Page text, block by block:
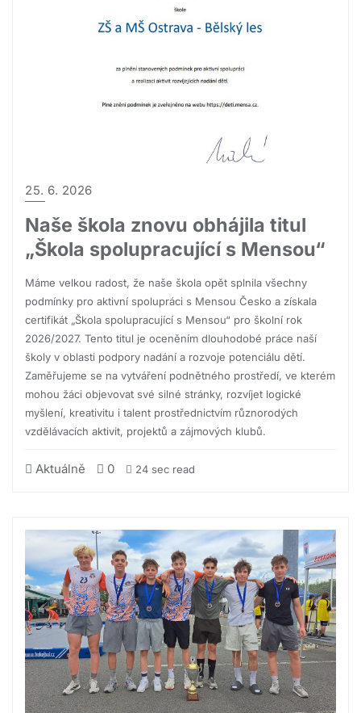
25. 6. 2026
Naše škola znovu obhájila titul
„Škola spolupracující s Mensou“
Máme velkou radost, že naše škola opět splnila všechny
podmínky pro aktivní spolupráci s Mensou Česko a získala
certifikát „Škola spolupracující s Mensou“ pro školní rok
2026/2027. Tento titul je oceněním dlouhodobé práce naší
školy v oblasti podpory nadání a rozvoje potenciálu dětí.
Zaměřujeme se na vytváření podnětného prostředí, ve kterém
mohou žáci objevovat své silné stránky, rozvíjet logické
myšlení, kreativitu i talent prostřednictvím různorodých
vzdělávacích aktivit, projektů a zájmových klubů.
Aktuálně 0 24 sec read